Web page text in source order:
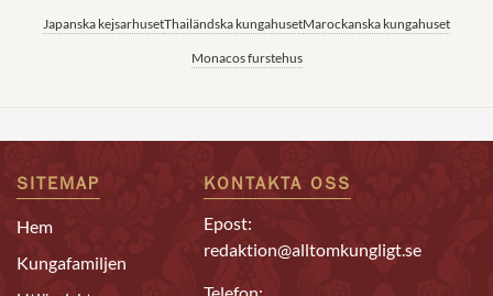
Japanska kejsarhusetThailändska kungahusetMarockanska kungahuset
Monacos furstehus
SITEMAP
Hem
Kungafamiljen
KONTAKTA OSS
Epost:
redaktion@alltomkungligt.se